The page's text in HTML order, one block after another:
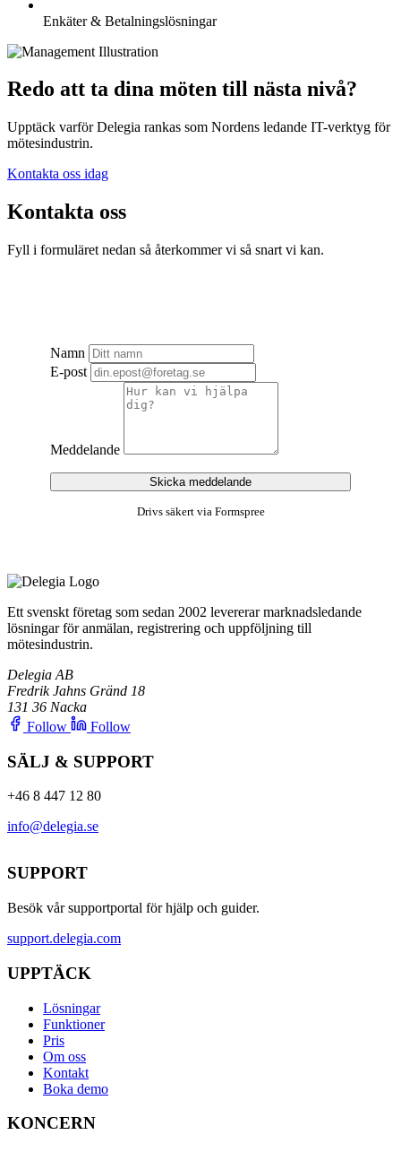
Enkäter & Betalningslösningar
Redo att ta dina möten till nästa nivå?
Upptäck varför Delegia rankas som Nordens ledande IT-verktyg för
mötesindustrin.
Kontakta oss idag
Kontakta oss
Fyll i formuläret nedan så återkommer vi så snart vi kan.
Namn
E-post
Meddelande
Skicka meddelande
Drivs säkert via Formspree
Ett svenskt företag som sedan 2002 levererar marknadsledande
lösningar för anmälan, registrering och uppföljning till
mötesindustrin.
Delegia AB
Fredrik Jahns Gränd 18
131 36 Nacka
Follow
Follow
SÄLJ & SUPPORT
+46 8 447 12 80
info@delegia.se
SUPPORT
Besök vår supportportal för hjälp och guider.
support.delegia.com
UPPTÄCK
Lösningar
Funktioner
Pris
Om oss
Kontakt
Boka demo
KONCERN